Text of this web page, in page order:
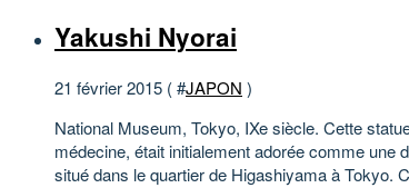
Yakushi Nyorai
21 février 2015 ( #JAPON )
National Museum, Tokyo, IXe siècle. Cette
médecine, était initialement adorée comme une
situé dans le quartier de Higashiyama à Tokyo.